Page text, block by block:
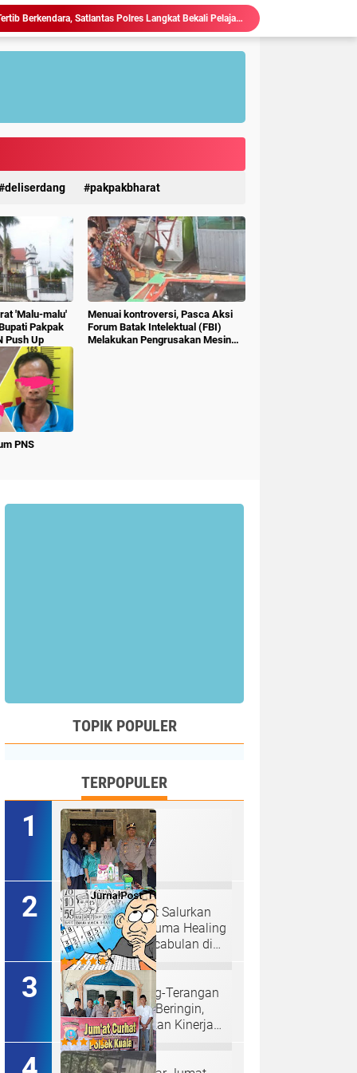
Polres Langkat Amankan Ibadah Minggu di Empat Gereja, Wujud Komitmen Jaga Kerukunan Umat Beragama.
Maraknya Judi Togel Di Perbaungan dan Pantai Cermin Menjamur, Warga Desak Kapolres Serge Tangkap Judi Togel
Judi Togel Terang-Terangan Di Lubuk Pakam Beringin, Warga Pertanyakan Kinerja Polresta Deli Serdang
deliserdang pakpakbharat
'Malu-malu'
Pakpak
Push Up
Menuai kontroversi, Pasca Aksi
Forum Batak Intelektual (FBI)
Melakukan Pengrusakan Mesin
PNS
TOPIK POPULER
TERPOPULER
Kapolres Langkat Salurkan
Bantuan dan Trauma Healing
bagi Korban Pencabulan di
Secanggang.
Judi Togel Terang-Terangan
Di Lubuk Pakam Beringin,
Warga Pertanyakan Kinerja
Polresta Deli Serdang